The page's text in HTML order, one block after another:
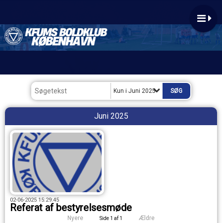
Kun i Juni 2025
Juni 2025
02-06-2025 15:29:45
Referat af bestyrelsesmøde
Nyere Side 1 af 1 Ældre